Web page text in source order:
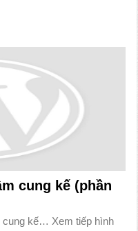
cung kế (phần
cung kế… Xem tiếp hình